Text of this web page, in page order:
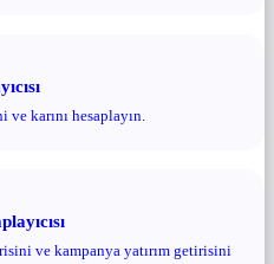
karını hesaplayın.
ve kampanya yatırım getirisini